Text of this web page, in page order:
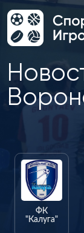
ФК
"Калуга"